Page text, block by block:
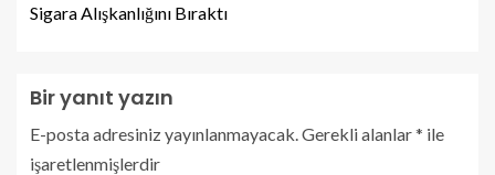
Sigara Alışkanlığını Bıraktı
Bir yanıt yazın
E-posta adresiniz yayınlanmayacak. Gerekli alanlar* ile
işaretlenmişlerdir